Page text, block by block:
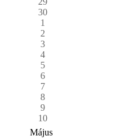
30
1
2
3
4
5
6
7
8
9
10
Május